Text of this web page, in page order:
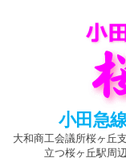
小田急
大和商工会議所桜ヶ丘
立つ桜ヶ丘駅周